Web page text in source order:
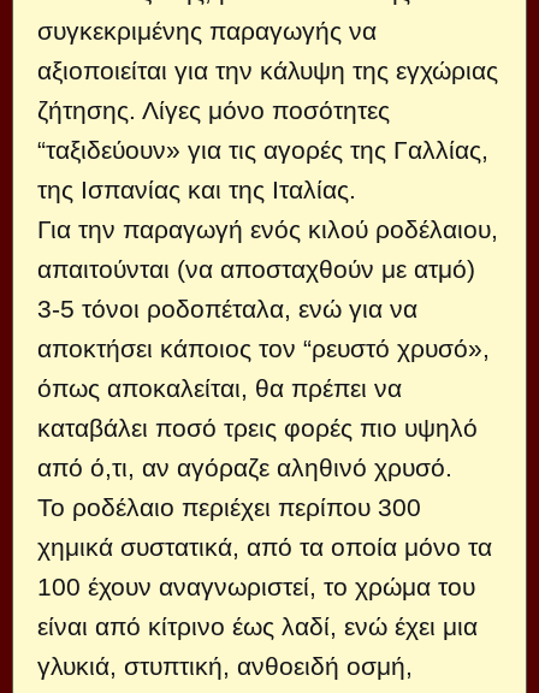
συγκεκριμένης παραγωγής να
αξιοποιείται για την κάλυψη της εγχώριας
ζήτησης. Λίγες μόνο ποσότητες
“ταξιδεύουν» για τις αγορές της Γαλλίας,
της Ισπανίας και της Ιταλίας.
Για την παραγωγή ενός κιλού ροδέλαιου,
απαιτούνται (να αποσταχθούν με ατμό)
3-5 τόνοι ροδοπέταλα, ενώ για να
αποκτήσει κάποιος τον “ρευστό χρυσό»,
όπως αποκαλείται, θα πρέπει να
καταβάλει ποσό τρεις φορές πιο υψηλό
από ό,τι, αν αγόραζε αληθινό χρυσό.
Το ροδέλαιο περιέχει περίπου 300
χημικά συστατικά, από τα οποία μόνο τα
100 έχουν αναγνωριστεί, το χρώμα του
είναι από κίτρινο έως λαδί, ενώ έχει μια
γλυκιά, στυπτική, ανθοειδή οσμή,